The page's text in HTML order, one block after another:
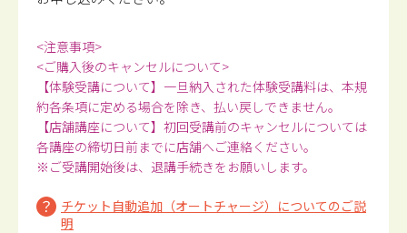
<注意事項>
<ご購入後のキャンセルについて>
【体験受講について】一旦納入された体験受講料は、本規
約各条項に定める場合を除き、払い戻しできません。
【店舗講座について】初回受講前のキャンセルについては
各講座の締切日前までに店舗へご連絡ください。
※ご受講開始後は、退講手続きをお願いします。
チケット自動追加（オートチャージ）についてのご説
明